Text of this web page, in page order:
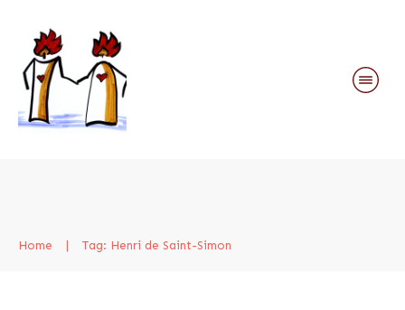
Home Tag: Henri de Saint-Simon